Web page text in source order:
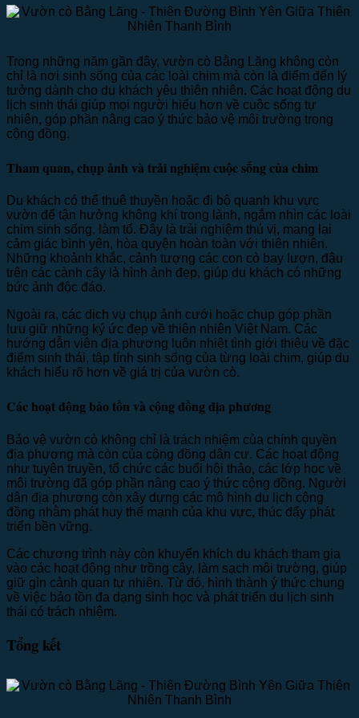
Trong những năm gần đây, vườn cò Bằng Lăng không còn
chỉ là nơi sinh sống của các loài chim mà còn là điểm đến lý
tưởng dành cho du khách yêu thiên nhiên. Các hoạt động du
lịch sinh thái giúp mọi người hiểu hơn về cuộc sống tự
nhiên, góp phần nâng cao ý thức bảo vệ môi trường trong
cộng đồng.
Tham quan, chụp ảnh và trải nghiệm cuộc sống của chim
Du khách có thể thuê thuyền hoặc đi bộ quanh khu vực
vườn để tận hưởng không khí trong lành, ngắm nhìn các loài
chim sinh sống, làm tổ. Đây là trải nghiệm thú vị, mang lại
cảm giác bình yên, hòa quyện hoàn toàn với thiên nhiên.
Những khoảnh khắc, cảnh tượng các con cò bay lượn, đậu
trên các cành cây là hình ảnh đẹp, giúp du khách có những
bức ảnh độc đáo.
Ngoài ra, các dịch vụ chụp ảnh cưới hoặc chụp góp phần
lưu giữ những ký ức đẹp về thiên nhiên Việt Nam. Các
hướng dẫn viên địa phương luôn nhiệt tình giới thiệu về đặc
điểm sinh thái, tập tính sinh sống của từng loài chim, giúp du
khách hiểu rõ hơn về giá trị của vườn cò.
Các hoạt động bảo tồn và cộng đồng địa phương
Bảo vệ vườn cò không chỉ là trách nhiệm của chính quyền
địa phương mà còn của cộng đồng dân cư. Các hoạt động
như tuyên truyền, tổ chức các buổi hội thảo, các lớp học về
môi trường đã góp phần nâng cao ý thức cộng đồng. Người
dân địa phương còn xây dựng các mô hình du lịch cộng
đồng nhằm phát huy thế mạnh của khu vực, thúc đẩy phát
triển bền vững.
Các chương trình này còn khuyến khích du khách tham gia
vào các hoạt động như trồng cây, làm sạch môi trường, giúp
giữ gìn cảnh quan tự nhiên. Từ đó, hình thành ý thức chung
về việc bảo tồn đa dạng sinh học và phát triển du lịch sinh
thái có trách nhiệm.
Tổng kết